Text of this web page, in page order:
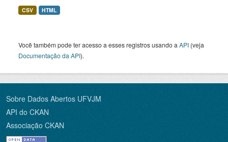
CSV HTML
Você também pode ter acesso a esses registros usando a API (veja
Documentação da API).
Sobre Dados Abertos UFVJM
API do CKAN
Associação CKAN